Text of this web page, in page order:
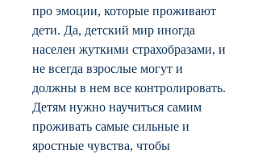
про эмоции, которые проживают
дети. Да, детский мир иногда
населен жуткими страхобразами, и
не всегда взрослые могут и
должны в нем все контролировать.
Детям нужно научиться самим
проживать самые сильные и
яростные чувства, чтобы